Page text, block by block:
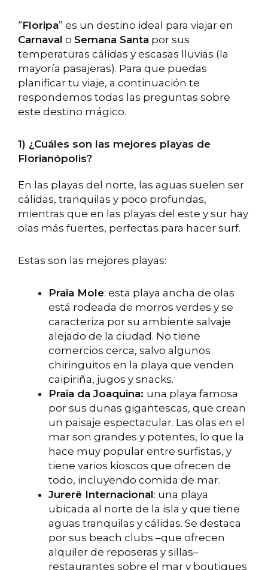
“Floripa” es un destino ideal para viajar en
Carnaval o Semana Santa por sus
temperaturas cálidas y escasas lluvias (la
mayoría pasajeras). Para que puedas
planificar tu viaje, a continuación te
respondemos todas las preguntas sobre
este destino mágico.
1) ¿Cuáles son las mejores playas de
Florianópolis?
En las playas del norte, las aguas suelen ser
cálidas, tranquilas y poco profundas,
mientras que en las playas del este y sur hay
olas más fuertes, perfectas para hacer surf.
Estas son las mejores playas:
Praia Mole: esta playa ancha de olas
está rodeada de morros verdes y se
caracteriza por su ambiente salvaje
alejado de la ciudad. No tiene
comercios cerca, salvo algunos
chiringuitos en la playa que venden
caipiriña, jugos y snacks.
Praia da Joaquina: una playa famosa
por sus dunas gigantescas, que crean
un paisaje espectacular. Las olas en el
mar son grandes y potentes, lo que la
hace muy popular entre surfistas, y
tiene varios kioscos que ofrecen de
todo, incluyendo comida de mar.
Jurerê Internacional: una playa
ubicada al norte de la isla y que tiene
aguas tranquilas y cálidas. Se destaca
por sus beach clubs –que ofrecen
alquiler de reposeras y sillas–
restaurantes sobre el mar y boutiques